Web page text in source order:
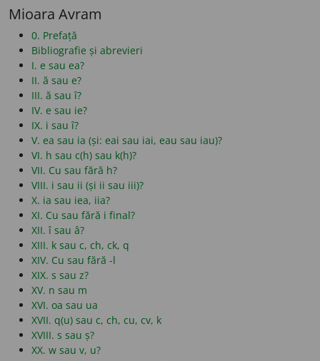
Mioara Avram
0. Prefață
Bibliografie și abrevieri
I. e sau ea?
II. ă sau e?
III. ă sau î?
IV. e sau ie?
IX. i sau î?
V. ea sau ia (și: eai sau iai, eau sau iau)?
VI. h sau c(h) sau k(h)?
VII. Cu sau fără h?
VIII. i sau ii (și ii sau iii)?
X. ia sau iea, iia?
XI. Cu sau fără i final?
XII. î sau â?
XIII. k sau c, ch, ck, q
XIV. Cu sau fără -l
XIX. s sau z?
XV. n sau m
XVI. oa sau ua
XVII. q(u) sau c, ch, cu, cv, k
XVIII. s sau ș?
XX. w sau v, u?